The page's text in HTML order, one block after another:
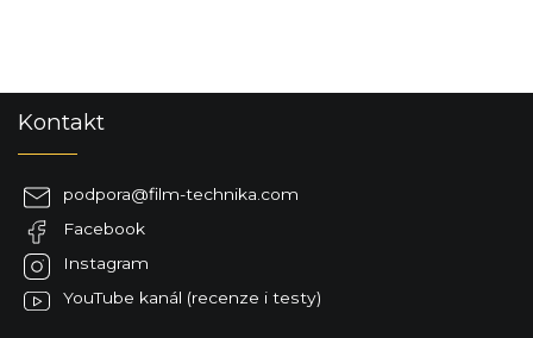
Kontakt
podpora@film-technika.com
Facebook
Instagram
YouTube kanál (recenze i testy)